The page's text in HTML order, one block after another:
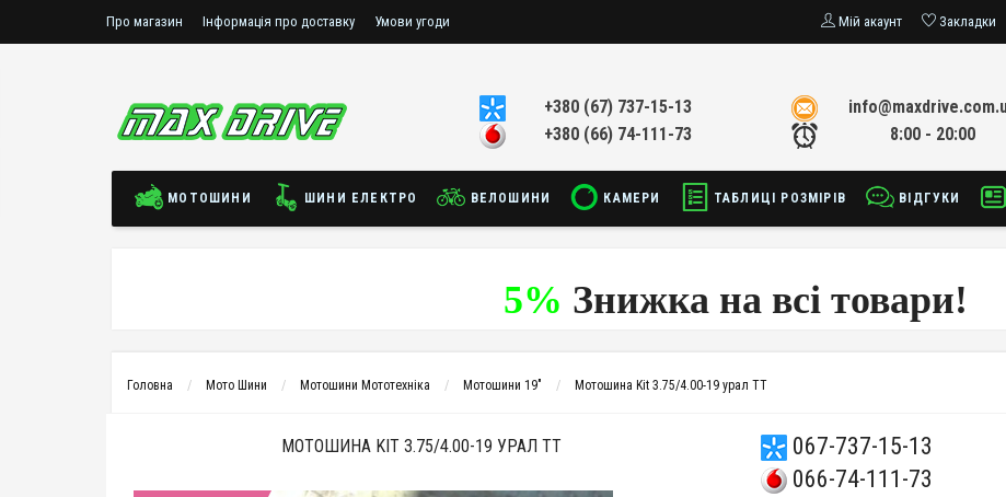
Про магазин Інформація про доставку Умови угоди Мій акаунт Закладки
+380 (67) 737-15-13
+380 (66) 74-111-73
8:00 - 20:00
МОТОШИНИ ШИНИ ЕЛЕКТРО ВЕЛОШИНИ КАМЕРИ ТАБЛИЦІ РОЗМІРІВ ВІДГУКИ
5% Знижка на всі товари!
Головна Мото Шини Мотошини Мототехніка Мотошини 19" Мотошина Kit 3.75/4.00-19 урал TT
МОТОШИНА KIT 3.75/4.00-19 УРАЛ TT
067-737-15-13
066-74-111-73